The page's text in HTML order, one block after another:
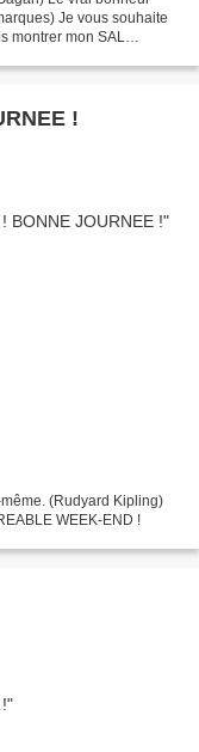
Je vous souhaite
montrer mon SAL
!
(Rudyard Kipling)
WEEK-END !